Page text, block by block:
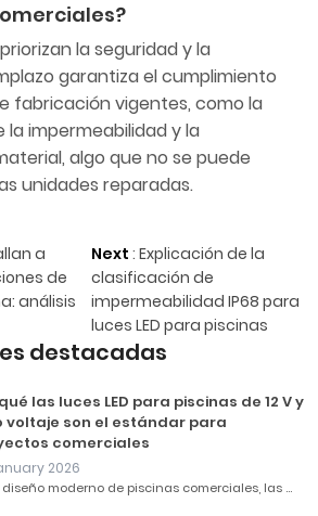
la seguridad y la
garantiza el cumplimiento
fabricación vigentes, como la
impermeabilidad y la
algo que no se puede
unidades reparadas.
a
de
análisis
Next : Explicación de la
clasificación de
impermeabilidad IP68 para
luces LED para piscinas
destacadas
las luces LED para piscinas de 12 V y
voltaje son el estándar para
comerciales
2026
diseño moderno de piscinas comerciales, las ...